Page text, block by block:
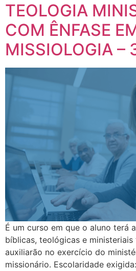
TEOLOGIA
COM ÊNFASE
MISSIOLOGIA –
É um curso em que o aluno terá
bíblicas, teológicas e ministeriais
auxiliarão no exercício do
missionário. Escolaridade